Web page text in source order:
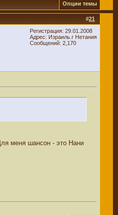
Опции темы
#21
Регистрация: 29.01.2008
Адрес: Израиль.г Нетания
Сообщений: 2,170
меня шансон - это Нани